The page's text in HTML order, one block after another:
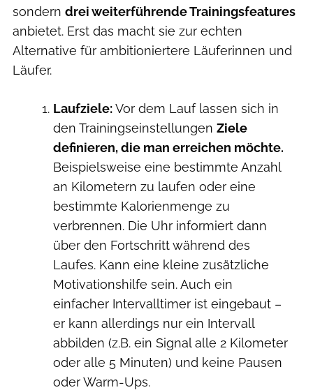
sondern drei weiterführende Trainingsfeatures
anbietet. Erst das macht sie zur echten
Alternative für ambitioniertere Läuferinnen und
Läufer.
Laufziele:Vor dem Lauf lassen sich in
den Trainingseinstellungen Ziele
definieren, die man erreichen möchte.
Beispielsweise eine bestimmte Anzahl
an Kilometern zu laufen oder eine
bestimmte Kalorienmenge zu
verbrennen. Die Uhr informiert dann
über den Fortschritt während des
Laufes. Kann eine kleine zusätzliche
Motivationshilfe sein. Auch ein
einfacher Intervalltimer ist eingebaut –
er kann allerdings nur ein Intervall
abbilden (z.B. ein Signal alle 2 Kilometer
oder alle 5 Minuten) und keine Pausen
oder Warm-Ups.